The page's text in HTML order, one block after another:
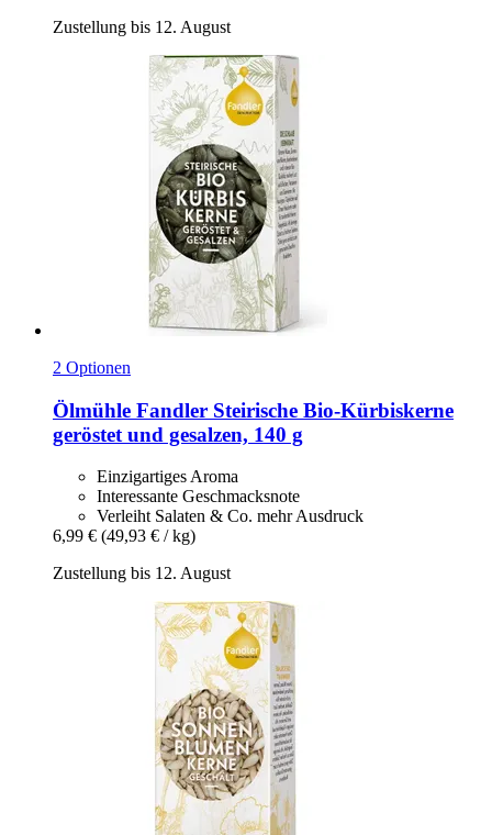
Zustellung bis 12. August
2 Optionen
Ölmühle Fandler Steirische Bio-​Kürbiskerne
geröstet und gesalzen, 140 g
Einzigartiges Aroma
Interessante Geschmacksnote
Verleiht Salaten & Co. mehr Ausdruck
6,99 € (49,93 € / kg)
Zustellung bis 12. August